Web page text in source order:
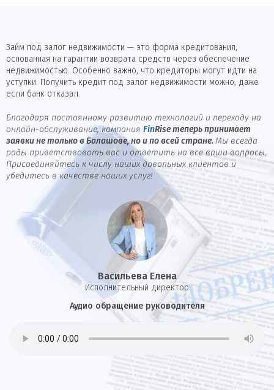
Займ под залог недвижимости — это форма кредитования,
основанная на гарантии возврата средств через обеспечение
недвижимостью. Особенно важно, что кредиторы могут идти на
уступки. Получить кредит под залог недвижимости можно, даже
если банк отказал.
Благодаря постоянному развитию технологий и переходу на
онлайн-обслуживание, компания FinRise теперь принимает
заявки не только в Балашове, но и по всей стране. Мы всегда
рады приветствовать вас и ответить на все ваши вопросы.
Присоединяйтесь к числу наших довольных клиентов и
убедитесь в качестве наших услуг!
Васильева Елена
И сполнительный директор
Аудио обращение руководителя